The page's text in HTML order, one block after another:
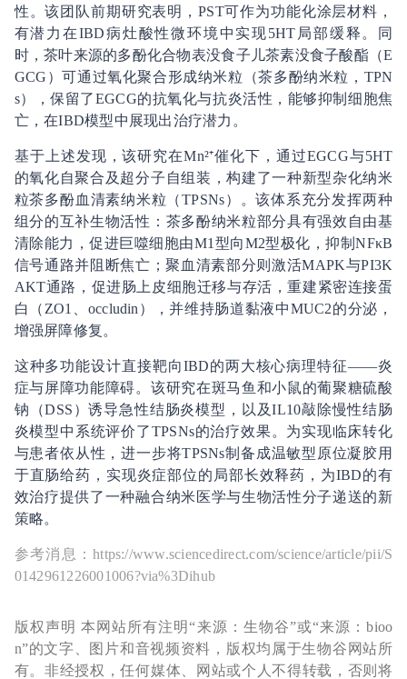
性。该团队前期研究表明，PST可作为功能化涂层材料，
有潜力在IBD病灶酸性微环境中实现5HT局部缓释。同
时，茶叶来源的多酚化合物表没食子儿茶素没食子酸酯（E
GCG）可通过氧化聚合形成纳米粒（茶多酚纳米粒，TPN
s），保留了EGCG的抗氧化与抗炎活性，能够抑制细胞焦
亡，在IBD模型中展现出治疗潜力。
基于上述发现，该研究在Mn²⁺催化下，通过EGCG与5HT
的氧化自聚合及超分子自组装，构建了一种新型杂化纳米
粒茶多酚血清素纳米粒（TPSNs）。该体系充分发挥两种
组分的互补生物活性：茶多酚纳米粒部分具有强效自由基
清除能力，促进巨噬细胞由M1型向M2型极化，抑制NFκB
信号通路并阻断焦亡；聚血清素部分则激活MAPK与PI3K
AKT通路，促进肠上皮细胞迁移与存活，重建紧密连接蛋
白（ZO1、occludin），并维持肠道黏液中MUC2的分泌，
增强屏障修复。
这种多功能设计直接靶向IBD的两大核心病理特征——炎
症与屏障功能障碍。该研究在斑马鱼和小鼠的葡聚糖硫酸
钠（DSS）诱导急性结肠炎模型，以及IL10敲除慢性结肠
炎模型中系统评价了TPSNs的治疗效果。为实现临床转化
与患者依从性，进一步将TPSNs制备成温敏型原位凝胶用
于直肠给药，实现炎症部位的局部长效释药，为IBD的有
效治疗提供了一种融合纳米医学与生物活性分子递送的新
策略。
参考消息：https://www.sciencedirect.com/science/article/pii/S
0142961226001006?via%3Dihub
版权声明 本网站所有注明“来源：生物谷”或“来源：bioo
n”的文字、图片和音视频资料，版权均属于生物谷网站所
有。非经授权，任何媒体、网站或个人不得转载，否则将